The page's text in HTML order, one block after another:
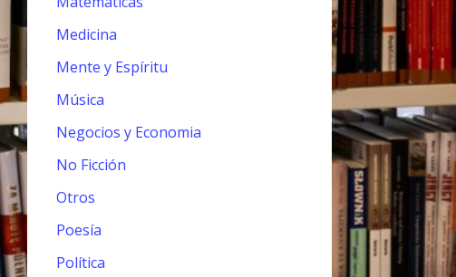
Medicina
Mente y Espíritu
Música
Negocios y Economia
No Ficción
Otros
Poesía
Política